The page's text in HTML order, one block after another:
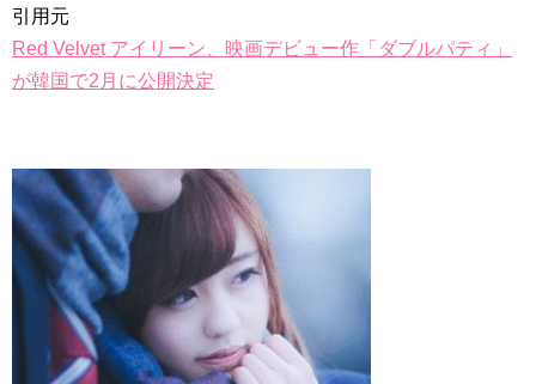
引用元
Red Velvet アイリーン、映画デビュー作「ダブルパティ」
が韓国で2月に公開決定